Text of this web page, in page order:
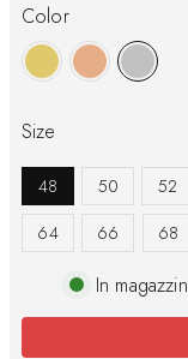
Color
Size
48 50 52
64
66 68
In